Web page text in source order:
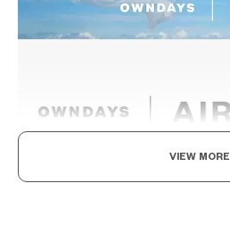
輕盈舒適，柔軟具彈性。
VIEW MORE